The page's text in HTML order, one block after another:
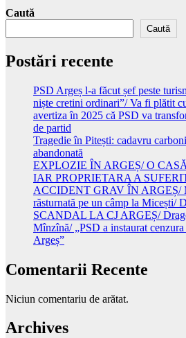
Caută
Caută
Postări recente
PSD Argeș l-a făcut șef peste
niște cretini ordinari”/ Va fi plătit
avertiza în 2025 că PSD va
de partid
Tragedie în Pitești: cadavru
abandonată
EXPLOZIE ÎN ARGEȘ/ O
IAR PROPRIETARA A
ACCIDENT GRAV ÎN ARGEȘ/
răsturnată pe un câmp la Micești/
SCANDAL LA CJ ARGEȘ/
Mînzînă/ „PSD a instaurat
Argeș”
Comentarii Recente
Niciun comentariu de arătat.
Archives